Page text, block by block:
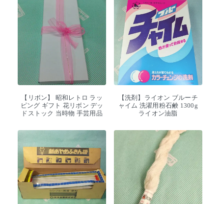
【リボン】 昭和レトロ ラッ
ピング ギフト 花リボン デッ
ドストック 当時物 手芸用品
【洗剤】ライオン ブルーチ
ャイム 洗濯用粉石鹸 1300g
ライオン油脂